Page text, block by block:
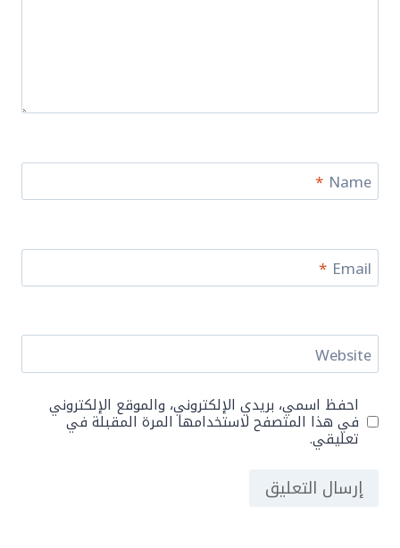
Name
*
Email
*
Website
احفظ اسمي، بريدي الإلكتروني، والموقع الإلكتروني
في هذا المتصفح لاستخدامها المرة المقبلة في
تعليقي.